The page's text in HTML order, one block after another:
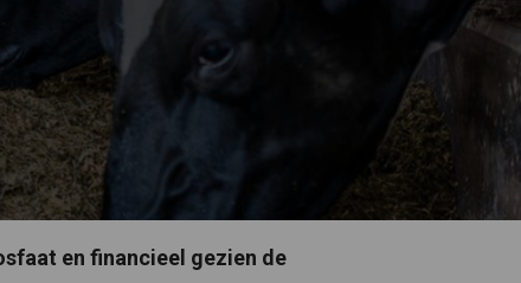
en financieel gezien de